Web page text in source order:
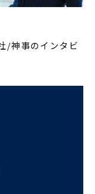
/神事のインタビ